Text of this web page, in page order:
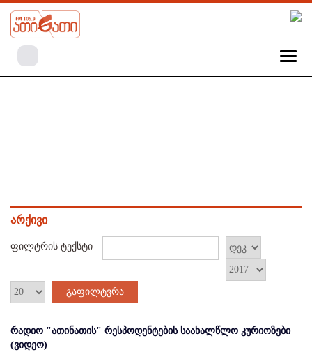
არქივი
ფილტრის ტექსტი
გაფილტვრა
რადიო "ათინათის" რესპოდენტების საახალწლო კურიოზები
(ვიდეო)